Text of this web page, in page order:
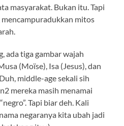
masyarakat. Bukan itu. Tapi
mencampuradukkan mitos
ada tiga gambar wajah
(Moïse), Isa (Jesus), dan
middle-age sekali sih
mereka masih menamai
Tapi biar deh. Kali
negaranya kita ubah jadi